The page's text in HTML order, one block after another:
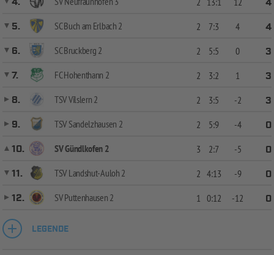
4
5.
SC Buch am Erlbach 2 2 7:3 4
4
6.
SC Bruckberg 2 2 5:5 0
3
7.
FC Hohenthann 2 2 3:2 1
3
8.
TSV Vilslern 2 2 3:5 -2
3
9.
TSV Sandelzhausen 2 2 5:9 -4
0
10.
SV Gündlkofen 2 3 2:7 -5
0
11.
TSV Landshut-Auloh 2 2 4:13 -9
0
12.
SV Puttenhausen 2 1 0:12 -12 0
LEGENDE